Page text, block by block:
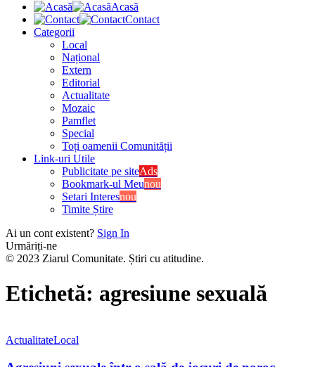
Acasă
Contact
Categorii
Local
Național
Extern
Editorial
Actualitate
Mozaic
Pamflet
Special
Toți oamenii Comunității
Link-uri Utile
Publicitate pe siteAds
Bookmark-ul Meunou
Setari Interesnou
Timite Știre
Ai un cont existent? Sign In
Urmăriți-ne
© 2023 Ziarul Comunitate. Știri cu atitudine.
Etichetă: agresiune sexuală
ActualitateLocal